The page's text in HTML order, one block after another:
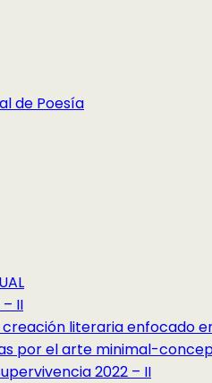
de Poesía
– II
literaria enfocado
por el arte minimal-
2022 – II